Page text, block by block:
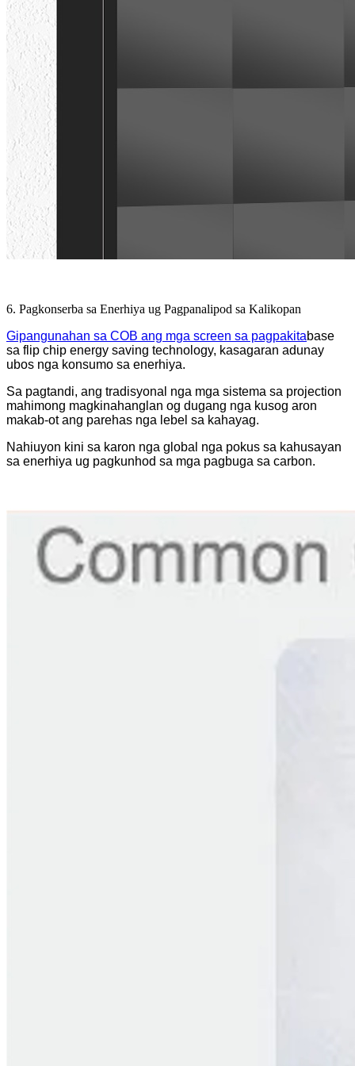
6. Pagkonserba sa Enerhiya ug Pagpanalipod sa Kalikopan
Gipangunahan sa COB ang mga screen sa pagpakitabase
sa flip chip energy saving technology, kasagaran adunay
ubos nga konsumo sa enerhiya.
Sa pagtandi, ang tradisyonal nga mga sistema sa projection
mahimong magkinahanglan og dugang nga kusog aron
makab-ot ang parehas nga lebel sa kahayag.
Nahiuyon kini sa karon nga global nga pokus sa kahusayan
sa enerhiya ug pagkunhod sa mga pagbuga sa carbon.